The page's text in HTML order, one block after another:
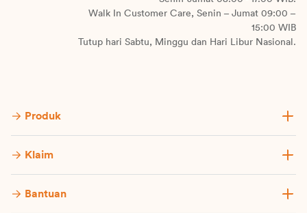
Walk In Customer Care, Senin – Jumat 09:00 –
15:00 WIB
Tutup hari Sabtu, Minggu dan Hari Libur Nasional.
Produk
Klaim
Bantuan